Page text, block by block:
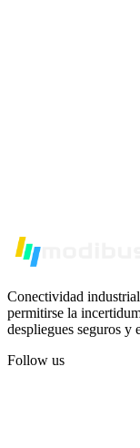
Conectividad
permitirse la
despliegues seguros y
Follow us